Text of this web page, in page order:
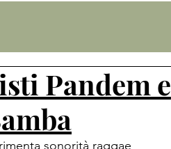
Pandem e
sonorità raggae